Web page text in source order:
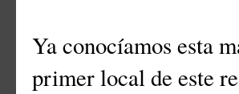
Ya conocíamos esta
primer local de este